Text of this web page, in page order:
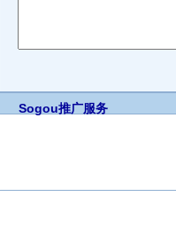
Sogou推广服务